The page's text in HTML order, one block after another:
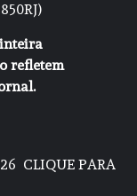
refletem
CLIQUE PARA